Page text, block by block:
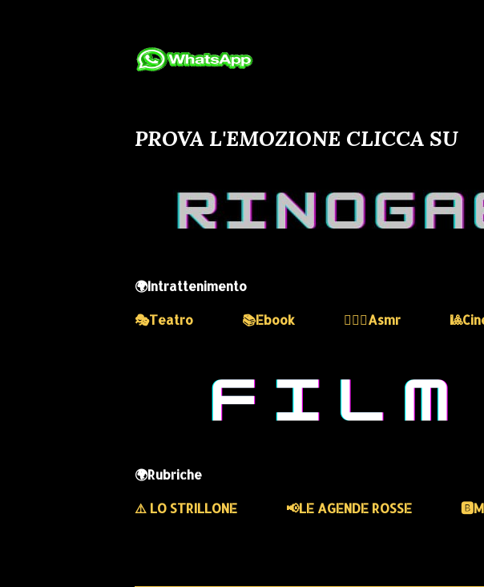
PROVA L'EMOZIONE CLICCA SU
🌍Intrattenimento
🎭Teatro
📚Ebook 💆🏻‍♀️Asmr
🌍Rubriche
⚠️ LO STRILLONE
📢LE AGENDE ROSSE